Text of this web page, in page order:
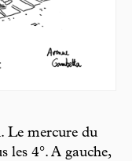
Le mercure du
les 4°. A gauche,